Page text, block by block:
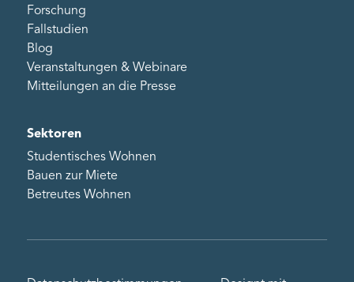
Forschung
Fallstudien
Blog
Veranstaltungen & Webinare
Mitteilungen an die Presse
Sektoren
Studentisches Wohnen
Bauen zur Miete
Betreutes Wohnen